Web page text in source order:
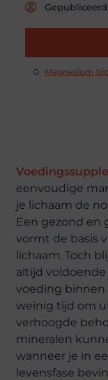
Magnesium
eenvoudige
je lichaam de
Een gezond en
vormt de basis
lichaam. Toch
altijd
voeding binnen
weinig tijd om
verhoogde
mineralen
wanneer je in
levensfase